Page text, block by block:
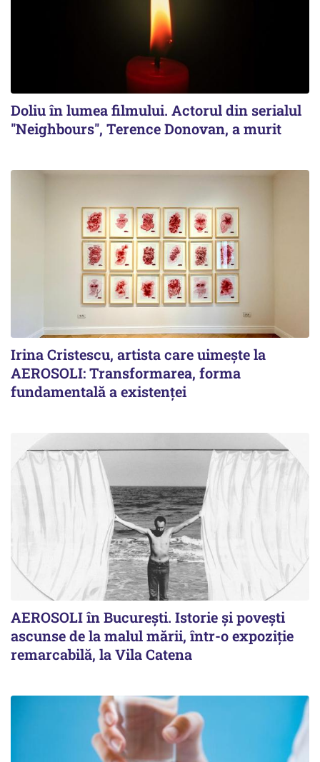
Doliu în lumea filmului. Actorul din serialul
''Neighbours'', Terence Donovan, a murit
Irina Cristescu, artista care uimește la
AEROSOLI: Transformarea, forma
fundamentală a existenței
AEROSOLI în București. Istorie și povești
ascunse de la malul mării, într-o expoziție
remarcabilă, la Vila Catena